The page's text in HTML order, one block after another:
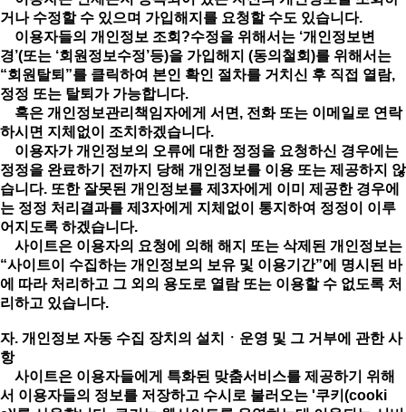
거나 수정할 수 있으며 가입해지를 요청할 수도 있습니다.
이용자들의 개인정보 조회?수정을 위해서는 ‘개인정보변
경’(또는 ‘회원정보수정’등)을 가입해지 (동의철회)를 위해서는
“회원탈퇴”를 클릭하여 본인 확인 절차를 거치신 후 직접 열람,
정정 또는 탈퇴가 가능합니다.
혹은 개인정보관리책임자에게 서면, 전화 또는 이메일로 연락
하시면 지체없이 조치하겠습니다.
이용자가 개인정보의 오류에 대한 정정을 요청하신 경우에는
정정을 완료하기 전까지 당해 개인정보를 이용 또는 제공하지 않
습니다. 또한 잘못된 개인정보를 제3자에게 이미 제공한 경우에
는 정정 처리결과를 제3자에게 지체없이 통지하여 정정이 이루
어지도록 하겠습니다.
사이트은 이용자의 요청에 의해 해지 또는 삭제된 개인정보는
“사이트이 수집하는 개인정보의 보유 및 이용기간”에 명시된 바
에 따라 처리하고 그 외의 용도로 열람 또는 이용할 수 없도록 처
리하고 있습니다.
자. 개인정보 자동 수집 장치의 설치ㆍ운영 및 그 거부에 관한 사
항
사이트은 이용자들에게 특화된 맞춤서비스를 제공하기 위해
서 이용자들의 정보를 저장하고 수시로 불러오는 '쿠키(cooki